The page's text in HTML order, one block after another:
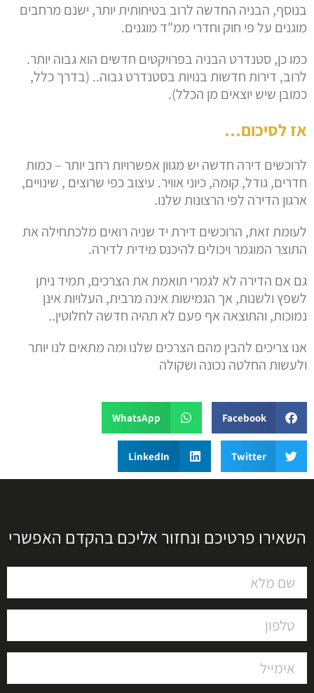
בנוסף, הבניה החדשה לרוב בטיחותית יותר, ישנם מרחבים
מוגנים על פי חוק וחדרי ממ"ד מוגנים.
כמו כן, סטנדרט הבניה בפרויקטים חדשים הוא גבוה יותר.
לרוב, דירות חדשות בנויות בסטנדרט גבוה.. (בדרך כלל,
כמובן שיש יוצאים מן הכלל).
אז לסיכום…
לרוכשים דירה חדשה יש מגוון אפשרויות רחב יותר – כמות
חדרים, גודל, קומה, כיוני אוויר. עיצוב כפי שרוצים , שינויים,
ארגון הדירה לפי הרצונות שלנו.
לעומת זאת, הרוכשים דירת יד שניה רואים מלכתחילה את
התוצר המוגמר ויכולים להיכנס מידית לדירה.
גם אם הדירה לא לגמרי תואמת את הצרכים, תמיד ניתן
לשפץ ולשנות, אך הגמישות אינה מרבית, העלויות אינן
נמוכות, והתוצאה אף פעם לא תהיה חדשה לחלוטין..
אנו צריכים להבין מהם הצרכים שלנו ומה מתאים לנו יותר
ולעשות החלטה נכונה ושקולה
Facebook
WhatsApp
Twitter
LinkedIn
השאירו פרטיכם ונחזור אליכם בהקדם האפשרי